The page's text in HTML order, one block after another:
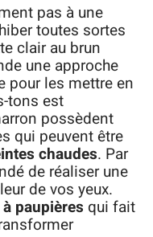
pas à une
toutes sortes
clair au brun
une approche
pour les mettre en
tons est
possèdent
qui peuvent être
chaudes. Par
de réaliser une
de vos yeux.
paupières qui fait